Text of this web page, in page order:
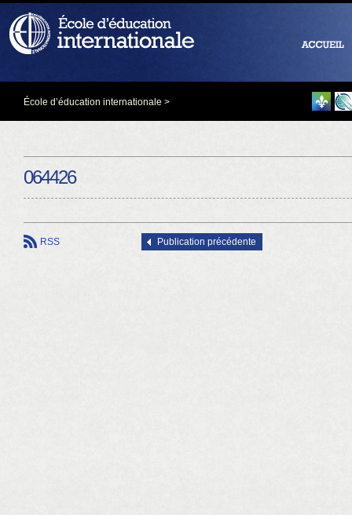
École d’éducation internationale >
064426
RSS Publication précédente